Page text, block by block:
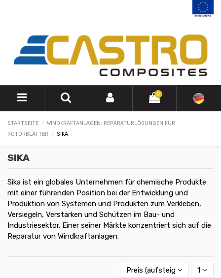
0
STARTSEITE
WINDKRAFTANLAGEN: REPARATURLÖSUNGEN FÜR
ROTORBLÄTTER
SIKA
SIKA
Sika ist ein globales Unternehmen für chemische Produkte
mit einer führenden Position bei der Entwicklung und
Produktion von Systemen und Produkten zum Verkleben,
Versiegeln, Verstärken und Schützen im Bau- und
Industriesektor. Einer seiner Märkte konzentriert sich auf die
Reparatur von Windkraftanlagen.
Preis (aufsteigend) 1